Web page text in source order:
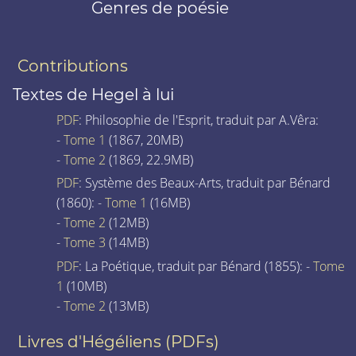
Genres de poésie
Contributions
Textes de Hegel à lui
PDF: Philosophie de l'Esprit, traduit par A.Vêra:
-Tome 1 (1867, 20MB)
-Tome 2 (1869, 22.9MB)
PDF: Système des Beaux-Arts, traduit par Bénard
(1860): -Tome 1 (16MB)
-Tome 2 (12MB)
-Tome 3 (14MB)
PDF: La Poétique, traduit par Bénard (1855): -Tome
1 (10MB)
-Tome 2 (13MB)
Livres d'Hégéliens (PDFs)